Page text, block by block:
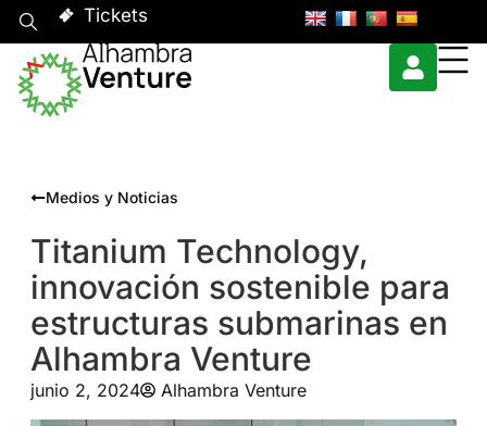
Tickets
Medios y Noticias
Titanium Technology,
innovación sostenible para
estructuras submarinas en
Alhambra Venture
junio 2, 2024 Alhambra Venture